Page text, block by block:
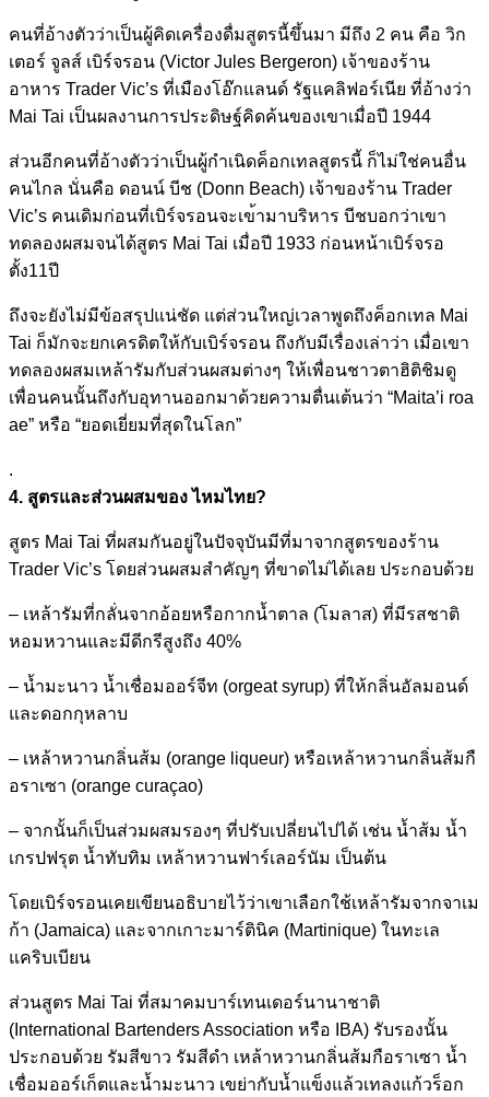
คนที่อ้างตัวว่าเป็นผู้คิดเครื่องดื่มสูตรนี้ขึ้นมา มีถึง 2 คน คือ วิก
เตอร์ จูลส์ เบิร์จรอน (Victor Jules Bergeron) เจ้าของร้าน
อาหาร Trader Vic’s ที่เมืองโอ๊กแลนด์ รัฐแคลิฟอร์เนีย ที่อ้างว่า
Mai Tai เป็นผลงานการประดิษฐ์คิดค้นของเขาเมื่อปี 1944
ส่วนอีกคนที่อ้างตัวว่าเป็นผู้กำเนิดค็อกเทลสูตรนี้ ก็ไม่ใช่คนอื่น
คนไกล นั่นคือ ดอนน์ บีช (Donn Beach) เจ้าของร้าน Trader
Vic’s คนเดิมก่อนที่เบิร์จรอนจะเข้ามาบริหาร บีชบอกว่าเขา
ทดลองผสมจนได้สูตร Mai Tai เมื่อปี 1933 ก่อนหน้าเบิร์จรอ
ตั้ง11ปี
ถึงจะยังไม่มีข้อสรุปแน่ชัด แต่ส่วนใหญ่เวลาพูดถึงค็อกเทล Mai
Tai ก็มักจะยกเครดิตให้กับเบิร์จรอน ถึงกับมีเรื่องเล่าว่า เมื่อเขา
ทดลองผสมเหล้ารัมกับส่วนผสมต่างๆ ให้เพื่อนชาวตาฮิติชิมดู
เพื่อนคนนั้นถึงกับอุทานออกมาด้วยความตื่นเต้นว่า “Maita’i roa
ae” หรือ “ยอดเยี่ยมที่สุดในโลก”
.
4. สูตรและส่วนผสมของ ไหมไทย?
สูตร Mai Tai ที่ผสมกันอยู่ในปัจจุบันมีที่มาจากสูตรของร้าน
Trader Vic’s โดยส่วนผสมสำคัญๆ ที่ขาดไม่ได้เลย ประกอบด้วย
– เหล้ารัมที่กลั่นจากอ้อยหรือกากน้ำตาล (โมลาส) ที่มีรสชาติ
หอมหวานและมีดีกรีสูงถึง 40%
– น้ำมะนาว น้ำเชื่อมออร์จีท (orgeat syrup) ที่ให้กลิ่นอัลมอนด์
และดอกกุหลาบ
– เหล้าหวานกลิ่นส้ม (orange liqueur) หรือเหล้าหวานกลิ่นส้มกื
อราเซา (orange curaçao)
– จากนั้นก็เป็นส่วมผสมรองๆ ที่ปรับเปลี่ยนไปได้ เช่น น้ำส้ม น้ำ
เกรปฟรุต น้ำทับทิม เหล้าหวานฟาร์เลอร์นัม เป็นต้น
โดยเบิร์จรอนเคยเขียนอธิบายไว้ว่าเขาเลือกใช้เหล้ารัมจากจาเม
ก้า (Jamaica) และจากเกาะมาร์ตินิค (Martinique) ในทะเล
แคริบเบียน
ส่วนสูตร Mai Tai ที่สมาคมบาร์เทนเดอร์นานาชาติ
(International Bartenders Association หรือ IBA) รับรองนั้น
ประกอบด้วย รัมสีขาว รัมสีดำ เหล้าหวานกลิ่นส้มกือราเซา น้ำ
เชื่อมออร์เก็ตและน้ำมะนาว เขย่ากับน้ำแข็งแล้วเทลงแก้วร็อก